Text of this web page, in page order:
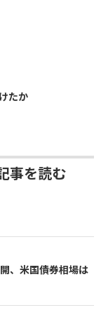
たか
事を読む
、米国債券相場は